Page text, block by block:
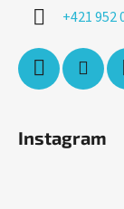
+421 952
Instagram